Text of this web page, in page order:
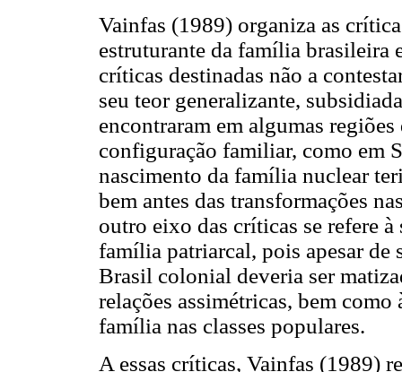
Vainfas (1989) organiza as
estruturante da família brasileira
críticas destinadas não a
seu teor generalizante,
encontraram em algumas
configuração familiar, como em
nascimento da família nuclear
bem antes das transformações
outro eixo das críticas se refere
família patriarcal, pois apesar de
Brasil colonial deveria ser
relações assimétricas, bem
família nas classes populares.
A essas críticas, Vainfas (1989)